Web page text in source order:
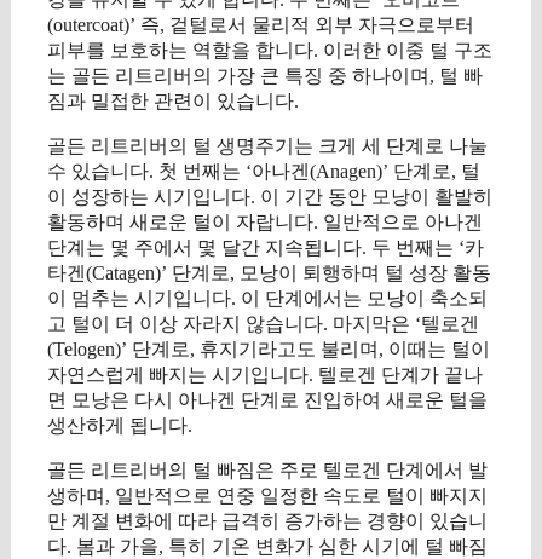
(outercoat)’ 즉, 겉털로서 물리적 외부 자극으로부터
피부를 보호하는 역할을 합니다. 이러한 이중 털 구조
는 골든 리트리버의 가장 큰 특징 중 하나이며, 털 빠
짐과 밀접한 관련이 있습니다.
골든 리트리버의 털 생명주기는 크게 세 단계로 나눌
수 있습니다. 첫 번째는 ‘아나겐(Anagen)’ 단계로, 털
이 성장하는 시기입니다. 이 기간 동안 모낭이 활발히
활동하며 새로운 털이 자랍니다. 일반적으로 아나겐
단계는 몇 주에서 몇 달간 지속됩니다. 두 번째는 ‘카
타겐(Catagen)’ 단계로, 모낭이 퇴행하며 털 성장 활동
이 멈추는 시기입니다. 이 단계에서는 모낭이 축소되
고 털이 더 이상 자라지 않습니다. 마지막은 ‘텔로겐
(Telogen)’ 단계로, 휴지기라고도 불리며, 이때는 털이
자연스럽게 빠지는 시기입니다. 텔로겐 단계가 끝나
면 모낭은 다시 아나겐 단계로 진입하여 새로운 털을
생산하게 됩니다.
골든 리트리버의 털 빠짐은 주로 텔로겐 단계에서 발
생하며, 일반적으로 연중 일정한 속도로 털이 빠지지
만 계절 변화에 따라 급격히 증가하는 경향이 있습니
다. 봄과 가을, 특히 기온 변화가 심한 시기에 털 빠짐